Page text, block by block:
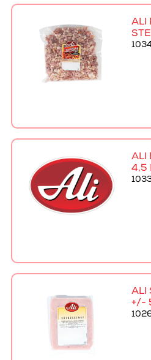
ALI
ALI
4,5
ALI
+/-